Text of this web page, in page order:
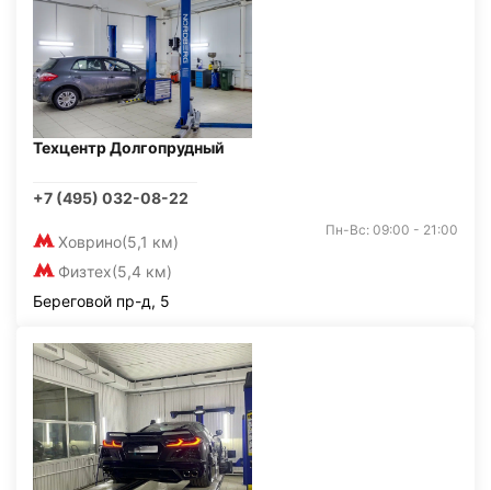
Техцентр Долгопрудный
+7 (495) 032-08-22
Ховрино(5,1 км)
Физтех(5,4 км)
Пн-Вс: 09:00 - 21:00
Береговой пр-д, 5